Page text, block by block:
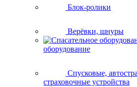
Блок-ролики
Верёвки, шнуры
оборудование
Спусковые,
страховочные устройства